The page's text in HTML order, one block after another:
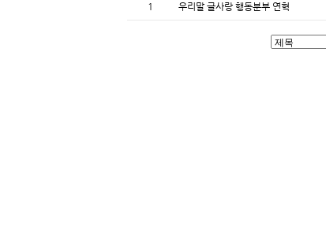
1 우리말 글사랑 행동분부 연혁